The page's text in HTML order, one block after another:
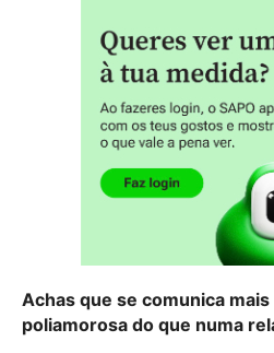
Achas que se comunica
poliamorosa do que numa